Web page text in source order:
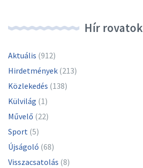
Hír rovatok
Aktuális (912)
Hirdetmények (213)
Közlekedés (138)
Külvilág (1)
Művelő (22)
Sport (5)
Újságoló (68)
Visszacsatolás (8)